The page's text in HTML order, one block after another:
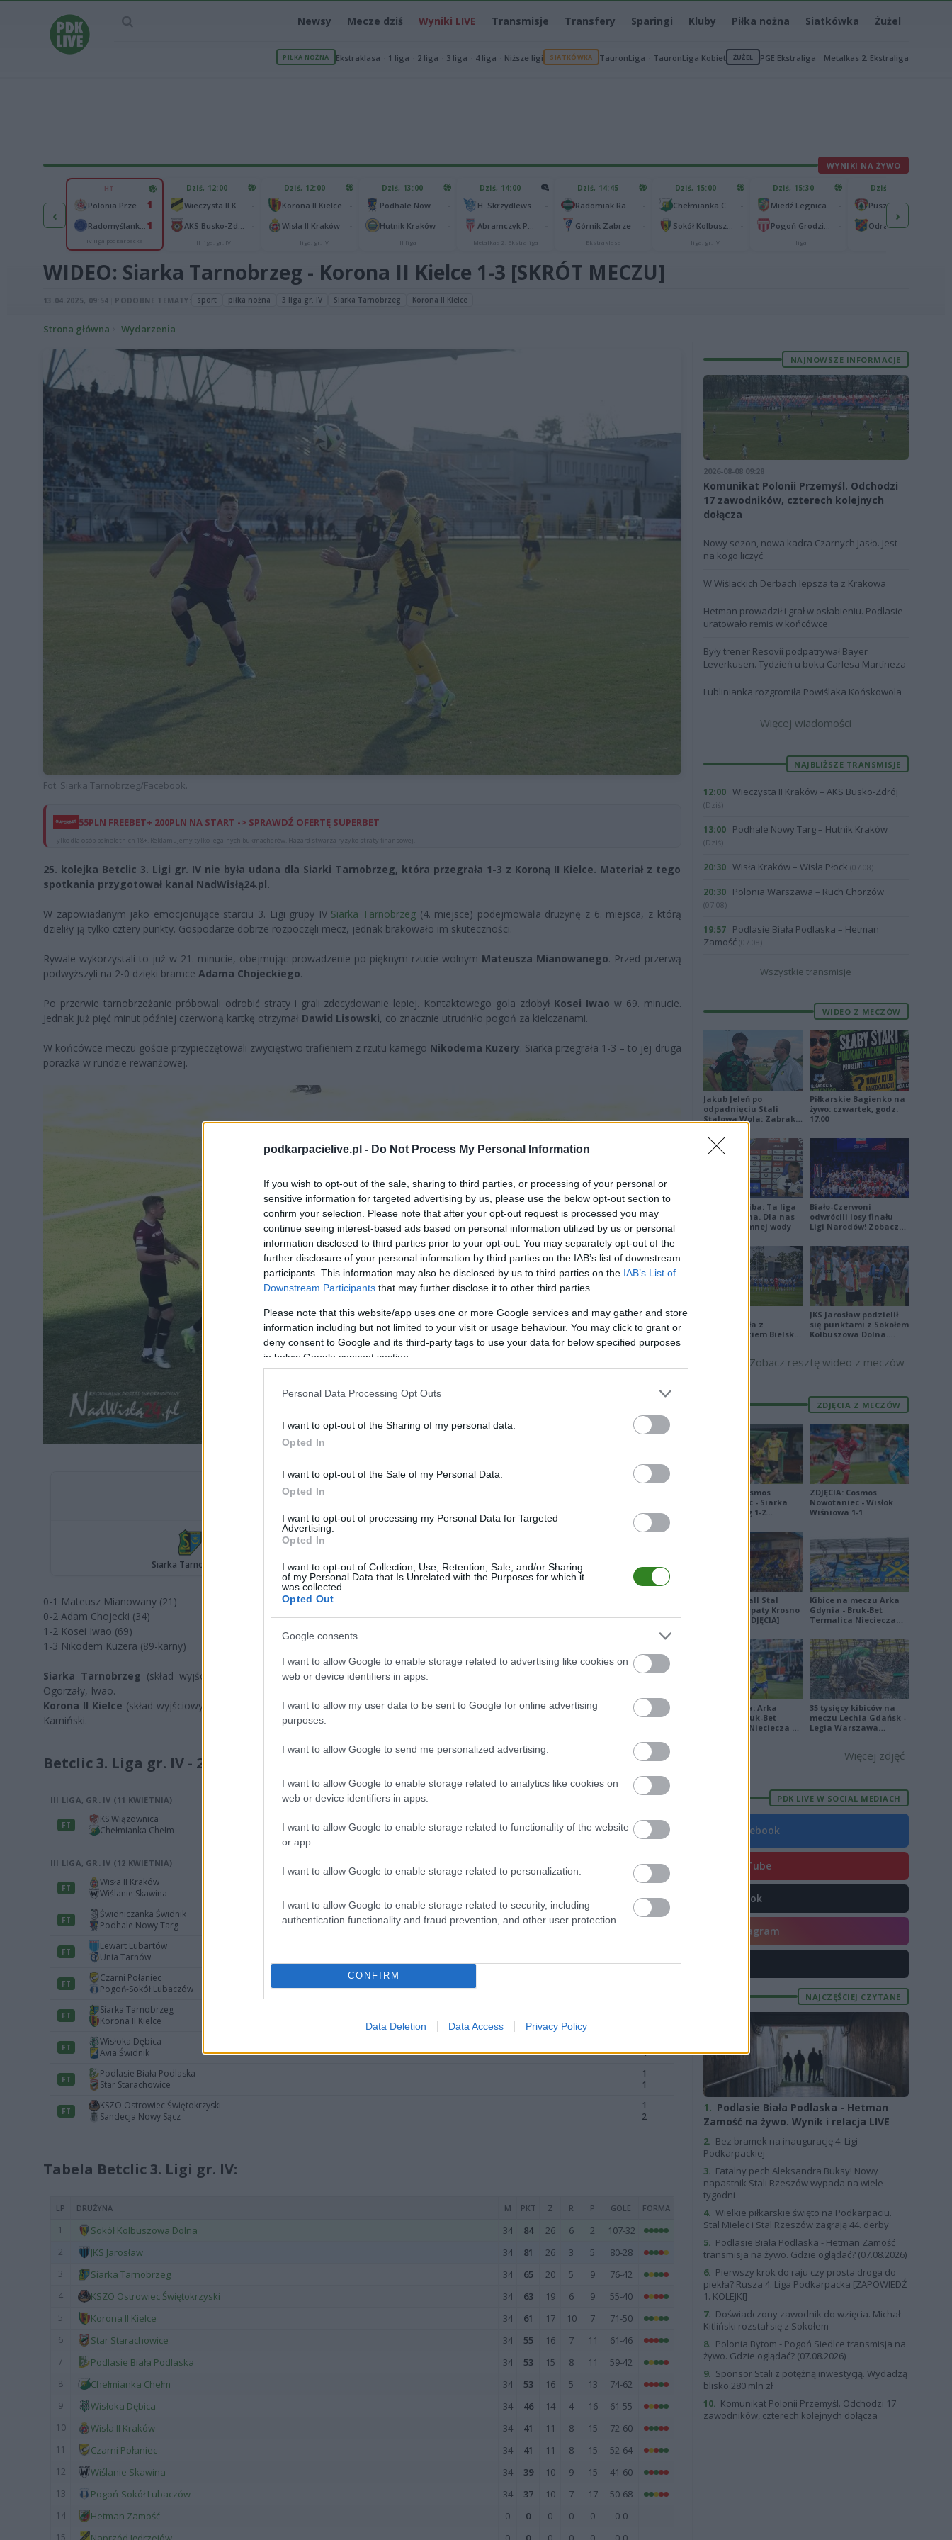
podkarpacielive.pl - Do Not Process My Personal Information
If you wish to opt-out of the sale, sharing to third parties, or processing of your personal or
sensitive information for targeted advertising by us, please use the below opt-out section to
confirm your selection. Please note that after your opt-out request is processed you may
continue seeing interest-based ads based on personal information utilized by us or personal
information disclosed to third parties prior to your opt-out. You may separately opt-out of the
further disclosure of your personal information by third parties on the IAB’s list of downstream
participants. This information may also be disclosed by us to third parties on the IAB’s List of
Downstream Participants that may further disclose it to other third parties.
Please note that this website/app uses one or more Google services and may gather and store
information including but not limited to your visit or usage behaviour. You may click to grant or
deny consent to Google and its third-party tags to use your data for below specified purposes
in below Google consent section.
Personal Data Processing Opt Outs
I want to opt-out of the Sharing of my personal data.
Opted In
I want to opt-out of the Sale of my Personal Data.
Opted In
I want to opt-out of processing my Personal Data for Targeted
Advertising.
Opted In
I want to opt-out of Collection, Use, Retention, Sale, and/or Sharing
of my Personal Data that Is Unrelated with the Purposes for which it
was collected.
Opted Out
Google consents
I want to allow Google to enable storage related to advertising like cookies on
web or device identifiers in apps.
I want to allow my user data to be sent to Google for online advertising
purposes.
I want to allow Google to send me personalized advertising.
I want to allow Google to enable storage related to analytics like cookies on
web or device identifiers in apps.
I want to allow Google to enable storage related to functionality of the website
or app.
I want to allow Google to enable storage related to personalization.
I want to allow Google to enable storage related to security, including
authentication functionality and fraud prevention, and other user protection.
CONFIRM
Data Deletion Data Access Privacy Policy
Newsy Mecze dziś Wyniki LIVE Transmisje Transfery Sparingi Kluby Piłka nożna Siatkówka Żużel
PIŁKA NOŻNA Ekstraklasa 1 liga 2 liga 3 liga 4 liga Niższe ligi SIATKÓWKA TauronLiga TauronLiga Kobiet ŻUŻEL PGE Ekstraliga Metalkas 2. Ekstraliga
WYNIKI NA ŻYWO
‹
Polonia Warszawa 1
Chorzów 1
HT
1
1
IV liga podkarpacka
Dziś, 12:00
III liga, gr. IV
Dziś, 12:00
Korona II Kielce
Wisła II Kraków
III liga, gr. IV
Dziś, 13:00
Hutnik Kraków
II liga
Dziś, 14:00
Metalkas 2. Ekstraliga
Dziś, 14:45
Górnik Zabrze
Ekstraklasa
Dziś, 15:00
III liga, gr. IV
Dziś, 15:30
Miedź Legnica
I liga
Dziś, 15:30
Odra Opole
›
WIDEO: Siarka Tarnobrzeg - Korona II Kielce 1-3 [SKRÓT MECZU]
13.04.2025, 09:54 PODOBNE TEMATY: sport piłka nożna 3 liga gr. IV Siarka Tarnobrzeg Korona II Kielce
Strona główna Wydarzenia
Fot. Siarka Tarnobrzeg/Facebook.
55PLN FREEBET+ 200PLN NA START -> SPRAWDŹ OFERTĘ SUPERBET
Tylko dla osób pełnoletnich 18+. Reklamujemy tylko legalnych bukmacherów. Hazard stwarza ryzyko straty finansowej.
25. kolejka Betclic 3. Ligi gr. IV nie była udana dla Siarki Tarnobrzeg, która przegrała 1-3 z Koroną II Kielce. Materiał z tego
spotkania przygotował kanał NadWisłą24.pl.
W zapowiadanym jako emocjonujące starciu 3. Ligi grupy IV Siarka Tarnobrzeg (4. miejsce) podejmowała drużynę z 6. miejsca, z którą
dzieliły ją tylko cztery punkty. Gospodarze dobrze rozpoczęli mecz, jednak brakowało im skuteczności.
Rywale wykorzystali to już w 21. minucie, obejmując prowadzenie po pięknym rzucie wolnym Mateusza Mianowanego. Przed przerwą
podwyższyli na 2-0 dzięki bramce Adama Chojeckiego.
Po przerwie tarnobrzeżanie próbowali odrobić straty i grali zdecydowanie lepiej. Kontaktowego gola zdobył Kosei Iwao w 69. minucie.
Jednak już pięć minut później czerwoną kartkę otrzymał Dawid Lisowski, co znacznie utrudniło pogoń za kielczanami.
W końcówce meczu goście przypieczętowali zwycięstwo trafieniem z rzutu karnego Nikodema Kuzery. Siarka przegrała 1-3 – to jej druga
porażka w rundzie rewanżowej.
0-1 Mateusz Mianowany (21)
0-2 Adam Chojecki (34)
1-2 Kosei Iwao (69)
1-3 Nikodem Kuzera (89-karny)
Siarka Tarnobrzeg (skład wyjściowy): Białka - Czajkowski, Siedlecki, Kumorek, Misztal, P. Lisowski, Jodłowski, Lisowski, Francois,
Ogorzały, Iwao.
Korona II Kielce (skład wyjściowy): Niedbała- Czepielik, Zator, Kośmicki, Matuszewski, K. Turek, Rogula, Mianowany, R. Turek, Chojecki,
Kamiński.
Betclic 3. Liga gr. IV - 25. kolejka:
Tabela Betclic 3. Ligi gr. IV:
NAJNOWSZE INFORMACJE
2026-08-08 09:28
Komunikat Polonii Przemyśl. Odchodzi
17 zawodników, czterech kolejnych
dołącza
Nowy sezon, nowa kadra Czarnych Jasło. Jest
na kogo liczyć
W Wiślackich Derbach lepsza ta z Krakowa
Hetman prowadził i grał w osłabieniu. Podlasie
uratowało remis w końcówce
Były trener Resovii podpatrywał Bayer
Leverkusen. Tydzień u boku Carlesa Martíneza
Lublinianka rozgromiła Powiślaka Końskowola
Więcej wiadomości
NAJBLIŻSZE TRANSMISJE
12:00 Wieczysta II Kraków – AKS Busko-Zdrój
(Dziś)
13:00 Podhale Nowy Targ – Hutnik Kraków
(Dziś)
20:30 Wisła Kraków – Wisła Płock (07.08)
20:30 Polonia Warszawa – Ruch Chorzów
(07.08)
19:57
Podlasie Biała Podlaska – Hetman
Zamość (07.08)
Wszystkie transmisje
WIDEO Z MECZÓW
Jakub Jeleń po
odpadnięciu Stali
Stalowa Wola: Zabrakło
Piłkarskie Bagienko na
żywo: czwartek, godz.
17:00
Damian Skiba: Ta liga
jest brutalna. Dla nas
to kubeł zimnej wody
Biało-Czerwoni
odwrócili losy finału
Ligi Narodów! Zobacz
zremisowała z
Podbeskidziem Bielsko-
JKS Jarosław podzielił
się punktami z Sokołem
Kolbuszowa Dolna.
Zobacz resztę wideo z meczów
ZDJĘCIA Z MECZÓW
ZDJĘCIA: Cosmos
Nowotaniec - Siarka
Tarnobrzeg 1-2
ZDJĘCIA: Cosmos
Nowotaniec - Wisłok
Wiśniowa 1-1
Derby Ekoball Stal
Sanok - Karpaty Krosno
na remis [ZDJĘCIA]
Kibice na meczu Arka
Gdynia - Bruk-Bet
Termalica Nieciecza
Ekstraklasa: Arka
Gdynia - Bruk-Bet
Termalica Nieciecza 2-
35 tysięcy kibiców na
meczu Lechia Gdańsk -
Legia Warszawa
Więcej zdjęć
PDK LIVE W SOCIAL MEDIACH
Facebook
YouTube
TikTok
Instagram
NAJCZĘŚCIEJ CZYTANE
1. Podlasie Biała Podlaska - Hetman
Zamość na żywo. Wynik i relacja LIVE
2. Bez bramek na inaugurację 4. Ligi
Podkarpackiej
3. Fatalny pech Aleksandra Buksy! Nowy
napastnik Stali Rzeszów wypada na wiele
tygodni
4. Wielkie piłkarskie święto na Podkarpaciu.
Stal Mielec i Stal Rzeszów zagrają 44. derby
5. Podlasie Biała Podlaska - Hetman Zamość
transmisja na żywo. Gdzie oglądać? (07.08.2026)
6. Pierwszy krok do raju czy prosta droga do
piekła? Rusza 4. Liga Podkarpacka [ZAPOWIEDŹ
1. KOLEJKI]
7. Doświadczony zawodnik do wzięcia. Michał
Kitliński rozstał się z Sokołem
8. Polonia Bytom - Pogoń Siedlce transmisja na
żywo. Gdzie oglądać? (07.08.2026)
9. Sponsor Stali z potężną inwestycją. Wydadzą
blisko 280 mln zł
10. Komunikat Polonii Przemyśl. Odchodzi 17
zawodników, czterech kolejnych dołącza